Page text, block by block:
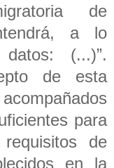
de
a lo
(...)”.
de esta
para
de
en la